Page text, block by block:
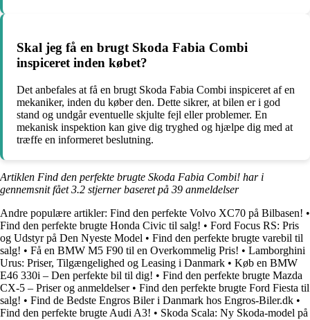
Skal jeg få en brugt Skoda Fabia Combi
inspiceret inden købet?
Det anbefales at få en brugt Skoda Fabia Combi inspiceret af en
mekaniker, inden du køber den. Dette sikrer, at bilen er i god
stand og undgår eventuelle skjulte fejl eller problemer. En
mekanisk inspektion kan give dig tryghed og hjælpe dig med at
træffe en informeret beslutning.
Artiklen Find den perfekte brugte Skoda Fabia Combi! har i
gennemsnit fået3.2 stjerner baseret på 39 anmeldelser
Andre populære artikler: Find den perfekte Volvo XC70 på Bilbasen! •
Find den perfekte brugte Honda Civic til salg! • Ford Focus RS: Pris
og Udstyr på Den Nyeste Model • Find den perfekte brugte varebil til
salg! • Få en BMW M5 F90 til en Overkommelig Pris! • Lamborghini
Urus: Priser, Tilgængelighed og Leasing i Danmark • Køb en BMW
E46 330i – Den perfekte bil til dig! • Find den perfekte brugte Mazda
CX-5 – Priser og anmeldelser• Find den perfekte brugte Ford Fiesta til
salg! • Find de Bedste Engros Biler i Danmark hos Engros-Biler.dk •
Find den perfekte brugte Audi A3! • Skoda Scala: Ny Skoda-model på